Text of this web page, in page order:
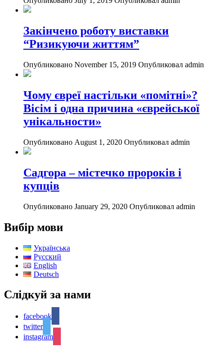
Закінчено роботу виставки
“Ризикуючи життям”
Опубликовано November 15, 2019 Опубликовал admin
Чому євреї настільки «помітні»?
Вісім і одна причина «єврейської
унікальности»
Опубликовано August 1, 2020 Опубликовал admin
Садгора – містечко пророків і
купців
Опубликовано January 29, 2020 Опубликовал admin
Вибір мови
Українська
Русский
English
Deutsch
Слідкуй за нами
facebook
twitter
instagram